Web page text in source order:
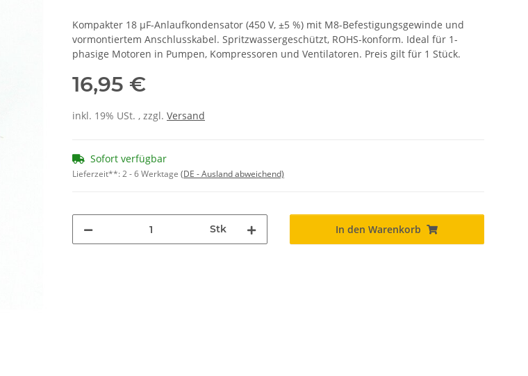
Kompakter 18 µF-Anlaufkondensator (450 V, ±5 %) mit M8-Befestigungsgewinde und
vormontiertem Anschlusskabel. Spritzwassergeschützt, ROHS-konform. Ideal für 1-
phasige Motoren in Pumpen, Kompressoren und Ventilatoren. Preis gilt für 1 Stück.
16,95 €
inkl. 19% USt. , zzgl. Versand
Sofort verfügbar
Lieferzeit**:2 - 6 Werktage (DE - Ausland abweichend)
Stk In den Warenkorb